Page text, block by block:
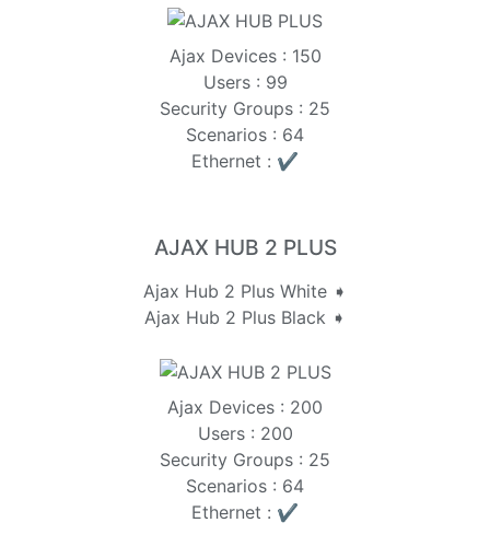
Ajax Devices : 150
Users : 99
Security Groups : 25
Scenarios : 64
Ethernet : ✔️
AJAX HUB 2 PLUS
Ajax Hub 2 Plus White ➧
Ajax Hub 2 Plus Black ➧
Ajax Devices : 200
Users : 200
Security Groups : 25
Scenarios : 64
Ethernet : ✔️